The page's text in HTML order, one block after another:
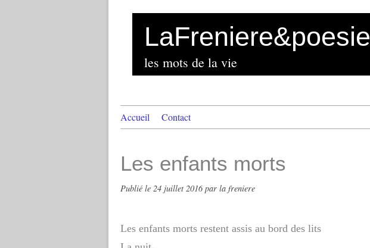
LaFreniere&poesie
les mots de la vie
Accueil Contact
Les enfants morts
Publié le 24 juillet 2016 par la freniere
Les enfants morts restent assis au bord des lits